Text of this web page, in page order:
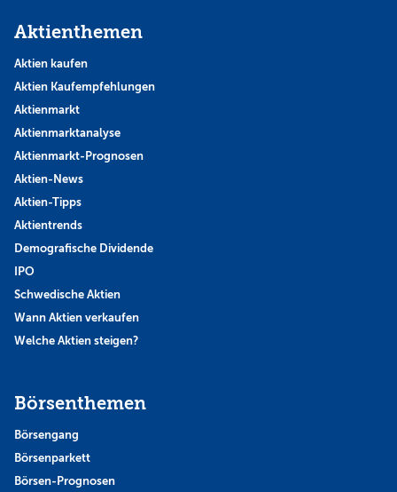
Aktienthemen
Aktien kaufen
Aktien Kaufempfehlungen
Aktienmarkt
Aktienmarktanalyse
Aktienmarkt-Prognosen
Aktien-News
Aktien-Tipps
Aktientrends
Demografische Dividende
IPO
Schwedische Aktien
Wann Aktien verkaufen
Welche Aktien steigen?
Börsenthemen
Börsengang
Börsenparkett
Börsen-Prognosen